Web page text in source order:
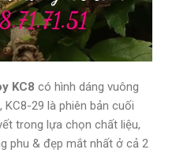
KC8 có hình dáng vuông
29 là phiên bản cuối
trong lựa chọn chất liệu,
phu & đẹp mắt nhất ở cả 2